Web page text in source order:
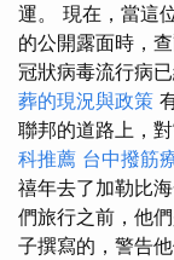
運。 現在，當這
的公開露面時，
冠狀病毒流行病
葬的現況與政策
聯邦的道路上，
科推薦 台中撥筋
禧年去了加勒比海
們旅行之前，他
子撰寫的，警告